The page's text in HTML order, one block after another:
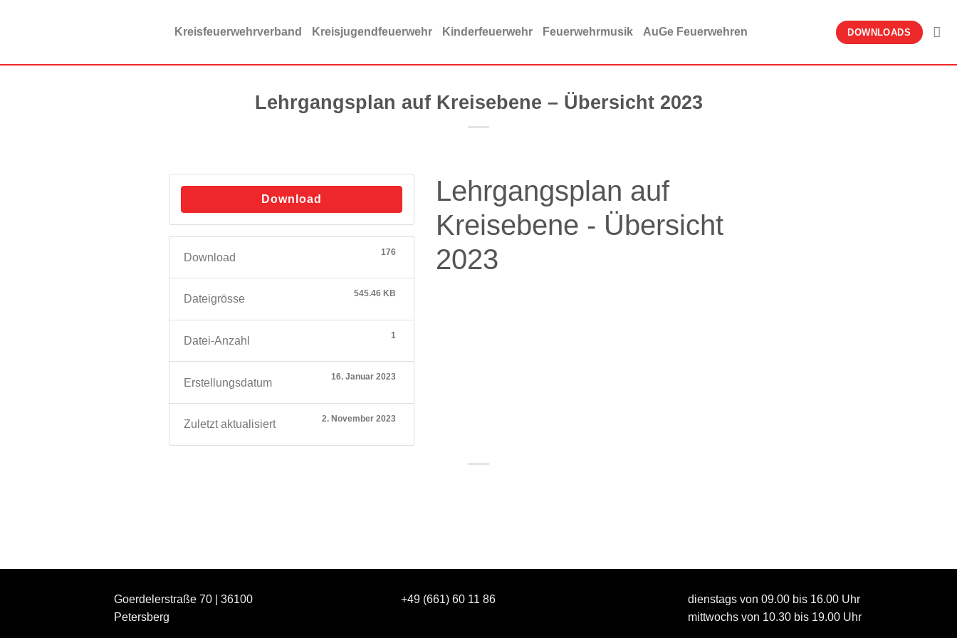
Kreisfeuerwehrverband Kreisjugendfeuerwehr Kinderfeuerwehr Feuerwehrmusik AuGe Feuerwehren DOWNLOADS
Lehrgangsplan auf Kreisebene – Übersicht 2023
Download
Download 176
Dateigrösse 545.46 KB
Datei-Anzahl 1
Erstellungsdatum 16. Januar 2023
Zuletzt aktualisiert 2. November 2023
Lehrgangsplan auf
Kreisebene - Übersicht
2023
Goerdelerstraße 70 | 36100
Petersberg
+49 (661) 60 11 86
dienstags von 09.00 bis 16.00 Uhr
mittwochs von 10.30 bis 19.00 Uhr